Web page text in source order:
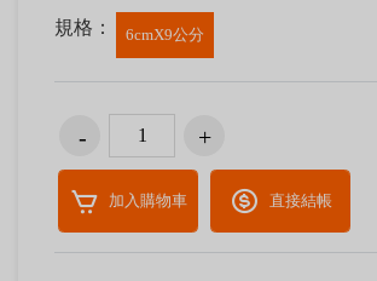
規格： 6cmX9公分
加入購物車 直接結帳